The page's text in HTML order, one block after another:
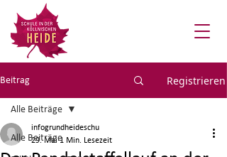
Beitrag Registrieren
Alle Beiträge
Alle Beiträge
infogrundheideschu
29. Mai 1 Min. Lesezeit